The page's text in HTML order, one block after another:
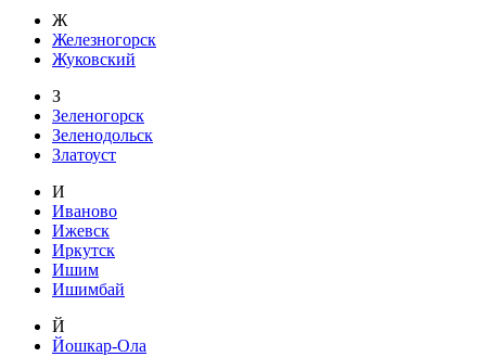
Ж
Железногорск
Жуковский
З
Зеленогорск
Зеленодольск
Златоуст
И
Иваново
Ижевск
Иркутск
Ишим
Ишимбай
Й
Йошкар-Ола